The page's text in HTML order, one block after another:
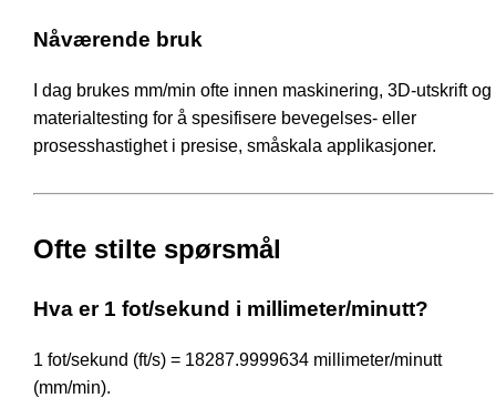
Nåværende bruk
I dag brukes mm/min ofte innen maskinering, 3D-utskrift og
materialtesting for å spesifisere bevegelses- eller
prosesshastighet i presise, småskala applikasjoner.
Ofte stilte spørsmål
Hva er 1 fot/sekund i millimeter/minutt?
1 fot/sekund (ft/s) = 18287.9999634 millimeter/minutt
(mm/min).